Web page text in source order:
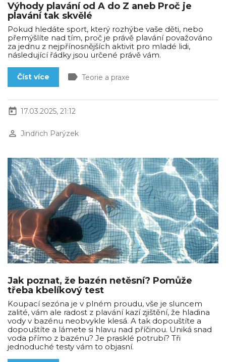
Výhody plavání od A do Z aneb Proč je
plavání tak skvělé
Pokud hledáte sport, který rozhýbe vaše děti, nebo
přemýšlíte nad tím, proč je právě plavání považováno
za jednu z nejpřínosnějších aktivit pro mladé lidi,
následující řádky jsou určené právě vám.
Číst více label Teorie a praxe
today 17.03.2025, 21:12
perm_identity Jindřich Parýzek
Jak poznat, že bazén netěsní? Pomůže
třeba kbelíkový test
Koupací sezóna je v plném proudu, vše je sluncem
zalité, vám ale radost z plavání kazí zjištění, že hladina
vody v bazénu neobvykle klesá. A tak dopouštíte a
dopouštíte a lámete si hlavu nad příčinou. Uniká snad
voda přímo z bazénu? Je prasklé potrubí? Tři
jednoduché testy vám to objasní.